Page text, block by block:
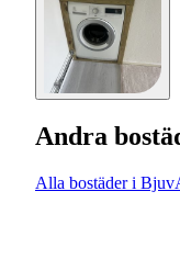
Andra
Alla bostäder i Bjuv